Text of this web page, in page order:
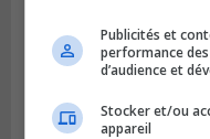
LONGUEUIL
Publié le 4 août 2026 à
Longueuil
élection partielle
Publicités et
performance
d’audience et
Stocker et/ou
appareil